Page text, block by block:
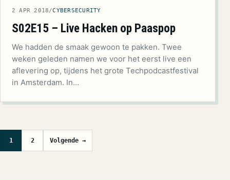
2 APR 2018/CYBERSECURITY
S02E15 – Live Hacken op Paaspop
We hadden de smaak gewoon te pakken. Twee
weken geleden namen we voor het eerst live een
aflevering op, tijdens het grote Techpodcastfestival
in Amsterdam. In…
Berichten paginering
1 2 Volgende →